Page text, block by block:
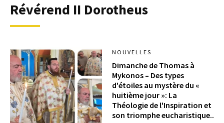
Révérend II Dorotheus
NOUVELLES
Dimanche de Thomas à
Mykonos – Des types
d'étoiles au mystère du «
huitième jour »: La
Théologie de l'Inspiration et
son triomphe eucharistique..